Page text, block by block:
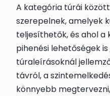
A kategória túrái
szerepelnek, amelyek
teljesíthetők, és ahol a
pihenési lehetőségek
túraleírásoknál
távról, a
könnyebb